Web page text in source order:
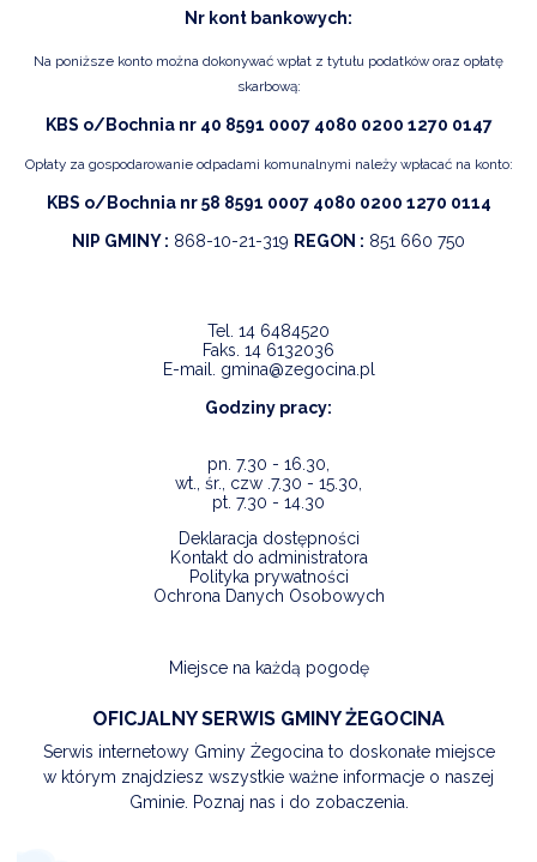
Nr kont bankowych:
Na poniższe konto można dokonywać wpłat z tytułu podatków oraz opłatę
skarbową:
KBS o/Bochnia nr 40 8591 0007 4080 0200 1270 0147
Opłaty za gospodarowanie odpadami komunalnymi należy wpłacać na konto:
KBS o/Bochnia nr 58 8591 0007 4080 0200 1270 0114
NIP GMINY : 868-10-21-319 REGON : 851 660 750
Tel. 14 6484520
Faks. 14 6132036
E-mail. gmina@zegocina.pl
Godziny pracy:
pn. 7.30 - 16.30,
wt., śr., czw .7.30 - 15.30,
pt. 7.30 - 14.30
Deklaracja dostępności
Kontakt do administratora
Polityka prywatności
Ochrona Danych Osobowych
Miejsce na każdą pogodę
OFICJALNY SERWIS GMINY ŻEGOCINA
Serwis internetowy Gminy Żegocina to doskonałe miejsce
w którym znajdziesz wszystkie ważne informacje o naszej
Gminie. Poznaj nas i do zobaczenia.